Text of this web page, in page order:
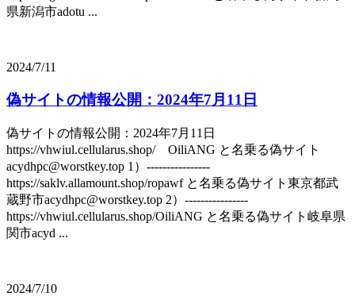
県新潟市adotu ...
2024/7/11
偽サイトの情報公開：2024年7月11日
偽サイトの情報公開：2024年7月11日
https://vhwiul.cellularus.shop/ OiliANG と名乗る偽サイト
acydhpc@worstkey.top 1）----------------
https://saklv.allamount.shop/ropawf と名乗る偽サイト東京都武
蔵野市acydhpc@worstkey.top 2）----------------
https://vhwiul.cellularus.shop/OiliANG と名乗る偽サイト岐阜県
関市acyd ...
2024/7/10